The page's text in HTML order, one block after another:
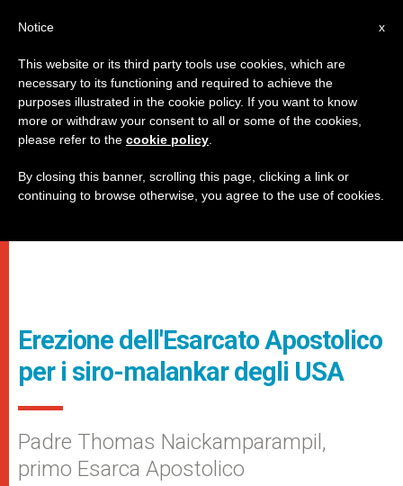
Erezione dell'Esarcato Apostolico
per i siro-malankar degli USA
Padre Thomas Naickamparampil,
primo Esarca Apostolico
x
Notice
This website or its third party tools use cookies, which are
necessary to its functioning and required to achieve the
purposes illustrated in the cookie policy. If you want to know
more or withdraw your consent to all or some of the cookies,
please refer to the cookie policy
By closing this banner, scrolling this page, clicking a link or
continuing to browse otherwise, you agree to the use of cookies.